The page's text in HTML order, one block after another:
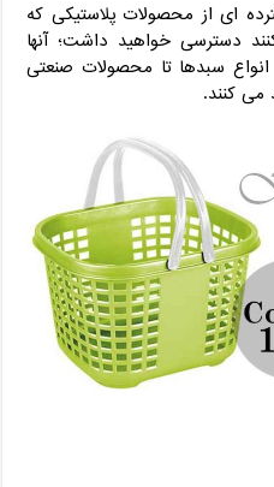
ای از محصولات پلاستیکی که
دسترسی خواهید داشت؛ آنها
انواع سبدها تا محصولات صنعتی
می کنند.